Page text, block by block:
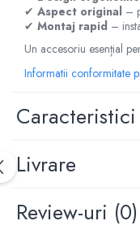
Accesorii remorca
Adaptator remorca
Cupla remorca
Stopuri remorca
Aeroterma auto
Capace janta aliaj
✔ Aspect original –
✔ Montaj rapid –
Un accesoriu esențial
Informatii conformitate
Caracteristici
Livrare
Review-uri (0)